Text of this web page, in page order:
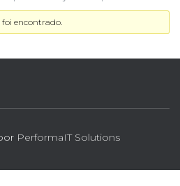
encontrado.
PerformaIT Solutions